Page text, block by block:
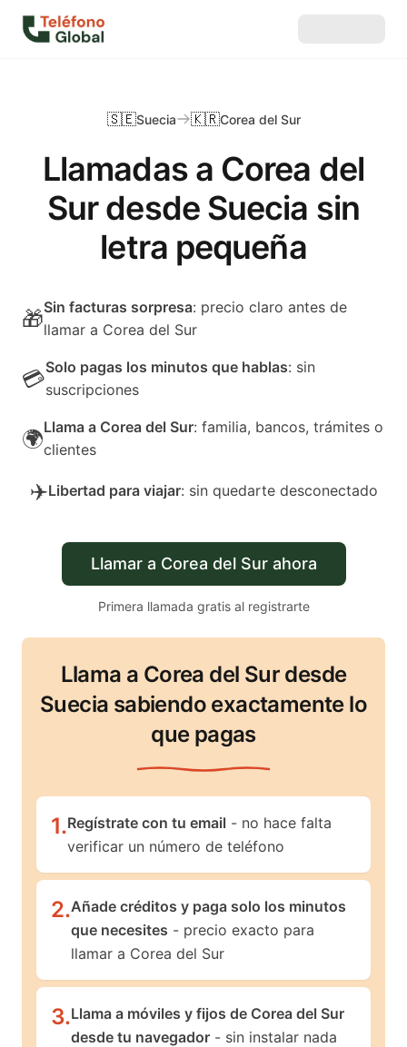
Llamadas a Corea del
Sur desde Suecia sin
letra pequeña
🇸🇪Suecia 🇰🇷Corea del Sur
🎁Sin facturas sorpresa: precio claro antes de
llamar a Corea del Sur
💳Solo pagas los minutos que hablas: sin
suscripciones
🌍Llama a Corea del Sur: familia, bancos, trámites o
clientes
✈️Libertad para viajar: sin quedarte desconectado
Llamar a Corea del Sur ahora
Primera llamada gratis al registrarte
Llama a Corea del Sur desde
Suecia sabiendo exactamente lo
que pagas
1.Regístrate con tu email - no hace falta
verificar un número de teléfono
2.Añade créditos y paga solo los minutos
que necesites - precio exacto para
llamar a Corea del Sur
3.Llama a móviles y fijos de Corea del Sur
desde tu navegador - sin instalar nada